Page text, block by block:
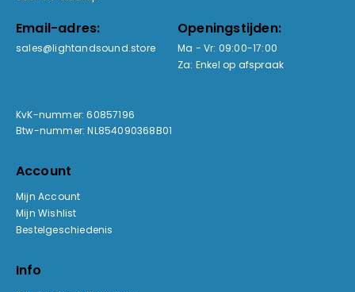
Email-adres:
sales@lightandsound.store
Openingstijden:
Ma - Vr: 09:00-17:00
Za: Enkel op afspraak
KvK-nummer: 60857196
Btw-nummer: NL854090368B01
Account
Mijn Account
Mijn Wishlist
Bestelgeschiedenis
Info